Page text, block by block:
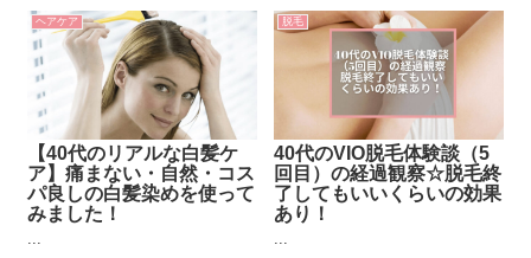
ヘアケア
【40代のリアルな白髪ケ
ア】痛まない・自然・コス
パ良しの白髪染めを使って
みました！
...
脱毛
40代のVIO脱毛体験談（5
回目）の経過観察☆脱毛終
了してもいいくらいの効果
あり！
...